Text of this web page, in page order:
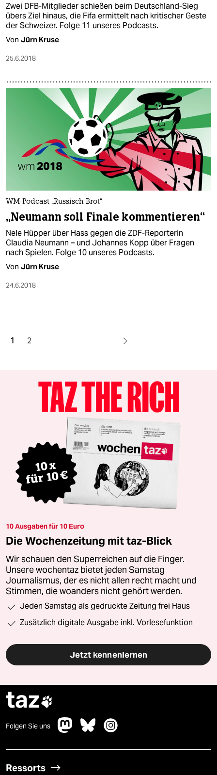
Zwei DFB-Mitglieder schießen beim Deutschland-Sieg
übers Ziel hinaus, die Fifa ermittelt nach kritischer Geste
der Schweizer. Folge 11 unseres Podcasts.
Von Jürn Kruse
25.6.2018
WM-Podcast „Russisch Brot“
„Neumann soll Finale kommentieren“
Nele Hüpper über Hass gegen die ZDF-Reporterin
Claudia Neumann – und Johannes Kopp über Fragen
nach Spielen. Folge 10 unseres Podcasts.
Von Jürn Kruse
24.6.2018
1 2
10 Ausgaben für 10 Euro
Die Wochenzeitung mit taz-Blick
Wir schauen den Superreichen auf die Finger.
Unsere wochentaz bietet jeden Samstag
Journalismus, der es nicht allen recht macht und
Stimmen, die woanders nicht gehört werden.
Jeden Samstag als gedruckte Zeitung frei Haus
Zusätzlich digitale Ausgabe inkl. Vorlesefunktion
Jetzt kennenlernen
taz
Folgen Sie uns
Ressorts